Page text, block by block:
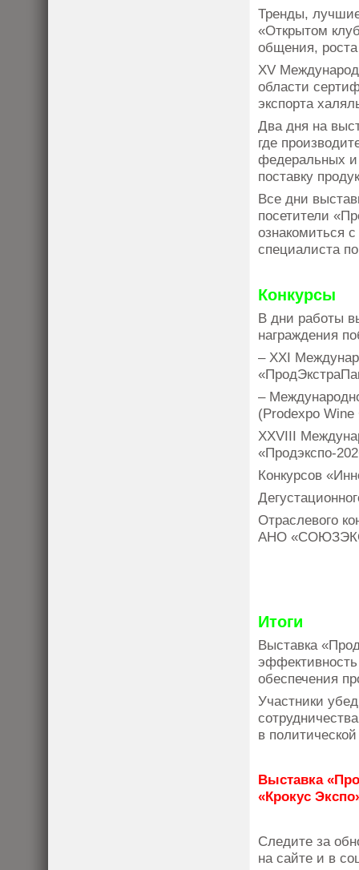
Тренды,
«Открытом
общения,
XV
области
экспорта
Два дня на
где
федеральных и
поставку
Все дни
посетители
ознакомиться
специалиста
Конкурсы
В дни работы
награждения
– XXI
–
(Prodexpo
XXVIII
«Продэкспо-
Конкурсов
Отраслевого
АНО
Итоги
Выставка
обеспечения
Участники
в
Выставка
«Крокус
Следите за
на сайте и в